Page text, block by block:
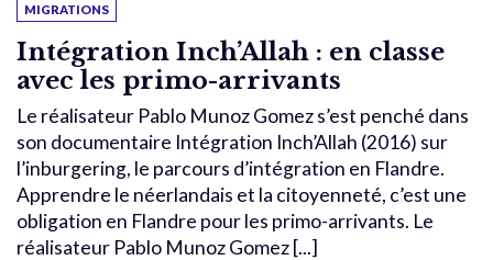
MIGRATIONS
Intégration Inch’Allah : en classe
avec les primo-arrivants
Le réalisateur Pablo Munoz Gomez s’est penché dans
son documentaire Intégration Inch’Allah (2016) sur
l’inburgering, le parcours d’intégration en Flandre.
Apprendre le néerlandais et la citoyenneté, c’est une
obligation en Flandre pour les primo-arrivants. Le
réalisateur Pablo Munoz Gomez [...]